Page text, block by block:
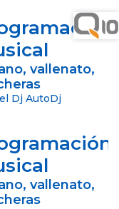
vallenato,
Dj AutoDj
vallenato,